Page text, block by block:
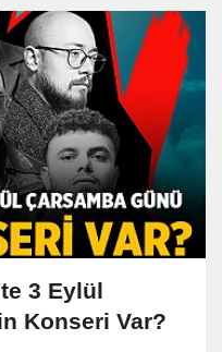
3 Eylül
Konseri Var?